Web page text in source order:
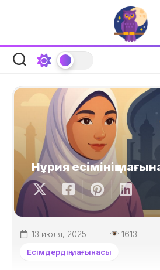
Нұрия есімінің
13 июля, 2025 1613
Есімдердің мағынасы